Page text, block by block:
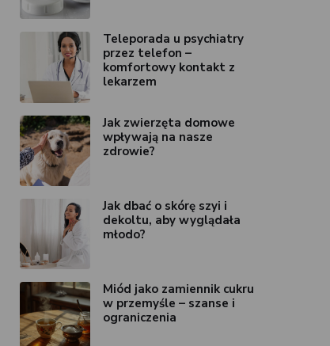
Teleporada u psychiatry
przez telefon –
komfortowy kontakt z
lekarzem
Jak zwierzęta domowe
wpływają na nasze
zdrowie?
Jak dbać o skórę szyi i
dekoltu, aby wyglądała
młodo?
Miód jako zamiennik cukru
w przemyśle – szanse i
ograniczenia